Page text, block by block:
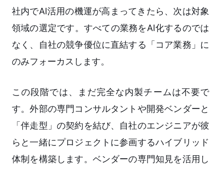
社内でAI活用の機運が高まってきたら、次は対象
領域の選定です。すべての業務をAI化するのでは
なく、自社の競争優位に直結する「コア業務」に
のみフォーカスします。
この段階では、まだ完全な内製チームは不要で
す。外部の専門コンサルタントや開発ベンダーと
「伴走型」の契約を結び、自社のエンジニアが彼
らと一緒にプロジェクトに参画するハイブリッド
体制を構築します。ベンダーの専門知見を活用し